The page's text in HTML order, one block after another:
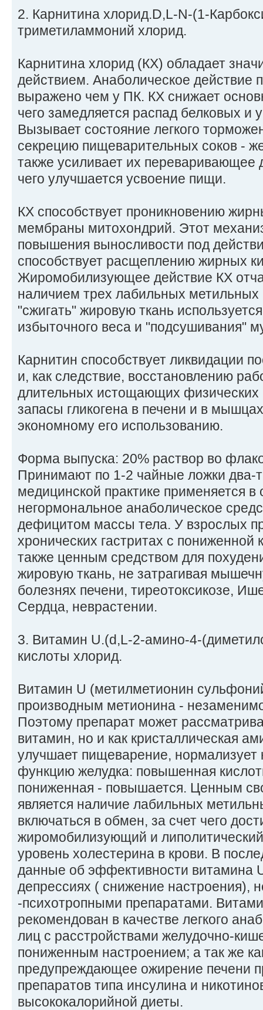
2. Карнитина хлорид.D,L-N-(1-
триметиламмоний хлорид.
Карнитина хлорид (КХ) обладает
действием. Анаболическое действие
выражено чем у ПК. КХ снижает
чего замедляется распад белковых и
Вызывает состояние легкого
секрецию пищеварительных соков -
также усиливает их переваривающее
чего улучшается усвоение пищи.
КХ способствует проникновению
мембраны митохондрий. Этот
повышения выносливости под
способствует расщеплению жирных
Жиромобилизующее действие КХ
наличием трех лабильных метильных
"сжигать" жировую ткань
избыточного веса и "подсушивания"
Карнитин способствует ликвидации
и, как следствие, восстановлению
длительных истощающих физических
запасы гликогена в печени и в
экономному его использованию.
Форма выпуска: 20% раствор во
Принимают по 1-2 чайные ложки два-
медицинской практике применяется в
негормональное анаболическое
дефицитом массы тела. У взрослых
хронических гастритах с пониженной
также ценным средством для
жировую ткань, не затрагивая
болезнях печени, тиреотоксикозе,
Сердца, неврастении.
3. Витамин U.(d,L-2-амино-4-
кислоты хлорид.
Витамин U (метилметионин
производным метионина -
Поэтому препарат может
витамин, но и как кристаллическая
улучшает пищеварение,
функцию желудка: повышенная
пониженная - повышается. Ценным
является наличие лабильных
включаться в обмен, за счет чего
жиромобилизующий и
уровень холестерина в крови. В
данные об эффективности витамина
депрессиях ( снижение настроения),
-психотропными препаратами.
рекомендован в качестве легкого
лиц с расстройствами желудочно-
пониженным настроением; а так же
предупреждающее ожирение печени
препаратов типа инсулина и
высококалорийной диеты.